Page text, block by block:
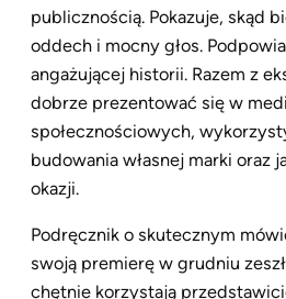
publicznością. Pokazuje, skąd
oddech i mocny głos.
angażującej historii. Razem z
dobrze prezentować się w
społecznościowych,
budowania własnej marki oraz
okazji.
Podręcznik o skutecznym
swoją premierę w grudniu
chętnie korzystają